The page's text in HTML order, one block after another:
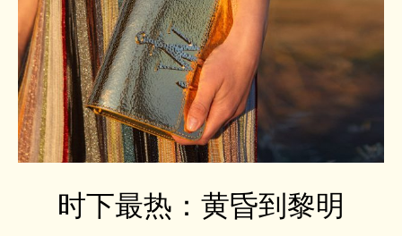
时下最热：黄昏到黎明